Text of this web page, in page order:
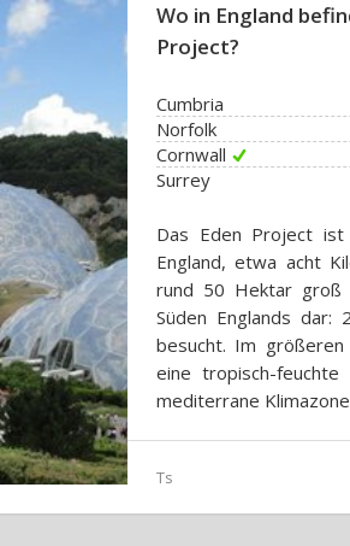
Wo in England
Project?
Cumbria
Norfolk
Cornwall
Surrey
Das Eden Project ist
England, etwa acht
rund 50 Hektar groß
Süden Englands
besucht. Im
eine tropisch-
mediterrane
Ts